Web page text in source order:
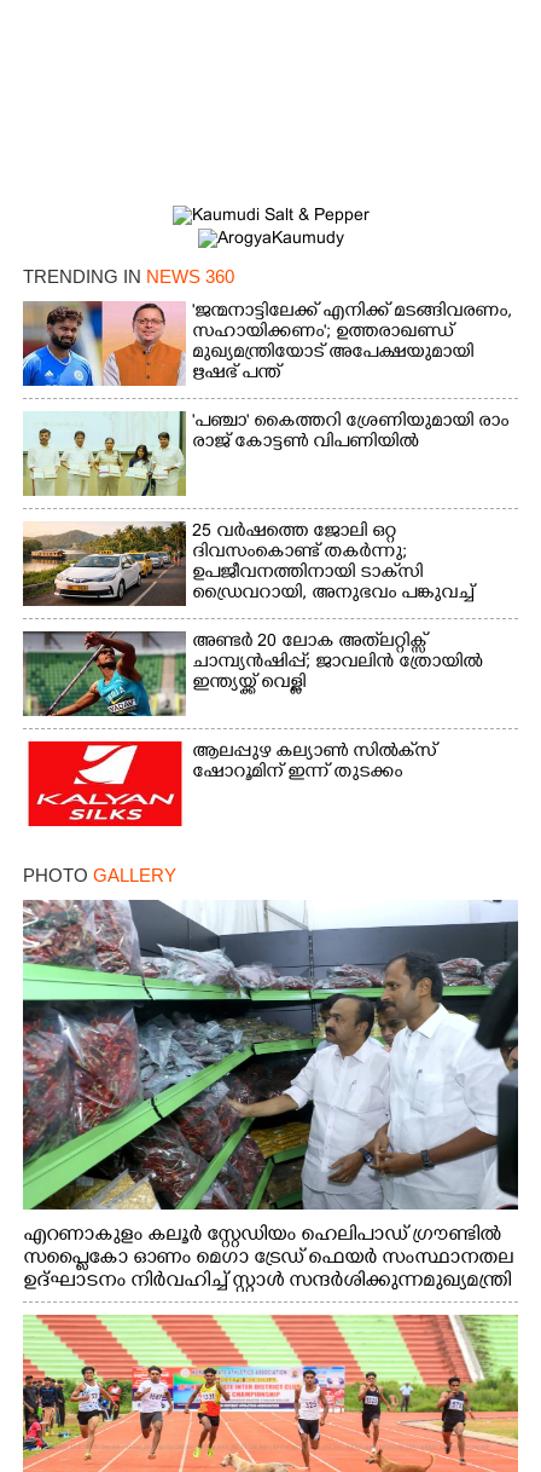
TRENDING IN NEWS 360
'ജന്മനാട്ടിലേക്ക് എനിക്ക് മടങ്ങിവരണം,
സഹായിക്കണം'; ഉത്തരാഖണ്ഡ്
മുഖ്യമന്ത്രിയോട് അപേക്ഷയുമായി
ഋഷഭ് പന്ത്
'​പ​ഞ്ചാ​'​ ​കൈ​ത്ത​റി​ ​ശ്രേ​ണി​യു​മാ​യി​ ​രാം​
രാ​ജ് ​കോ​ട്ടൺ വിപണിയിൽ
25 വർഷത്തെ ജോലി ഒറ്റ
ദിവസംകൊണ്ട് തകർന്നു;
ഉപജീവനത്തിനായി ടാക്‌സി
ഡ്രൈവറായി,​ അനുഭവം പങ്കുവച്ച്
യുവതി
അണ്ടർ 20 ലോക അത്‌ലറ്റിക്സ്
ചാമ്പ്യൻഷിപ്പ്; ജാവലിൻ ത്രോയിൽ
ഇന്ത്യയ്ക്ക് വെള്ളി
ആലപ്പുഴ കല്യാൺ സിൽക്‌സ്
ഷോറൂമിന് ഇന്ന് തുടക്കം
PHOTO GALLERY
എറണാകുളം കലൂർ സ്റ്റേഡിയം ഹെലിപാഡ് ഗ്രൗണ്ടിൽ
സപ്ളൈകോ ഓണം മെഗാ ട്രേഡ് ഫെയർ സംസ്ഥാനതല
ഉദ്ഘാടനം നിർവഹിച്ച് സ്റ്റാൾ സന്ദർശിക്കുന്ന മുഖ്യമന്ത്രി
വി.ഡി. സതീശൻ. മന്ത്രി അനൂപ് ജേക്കബ് സമീപം